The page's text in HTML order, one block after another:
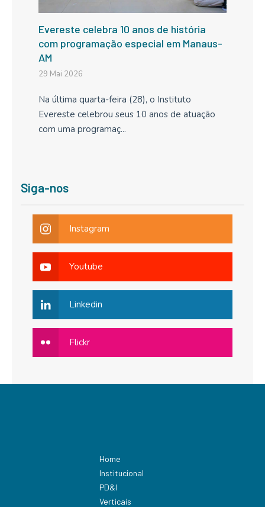
Evereste celebra 10 anos de história
com programação especial em Manaus-
AM
29 Mai 2026
Na última quarta-feira (28), o Instituto
Evereste celebrou seus 10 anos de atuação
com uma programaç...
Siga-nos
Instagram
Youtube
Linkedin
Flickr
Home
Institucional
PD&I
Verticais